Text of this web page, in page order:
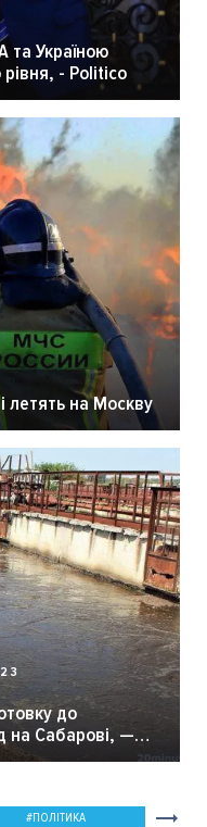
та Україною
- Politico
летять на Москву
до
на Сабарові, —
ПОЛІТИКА